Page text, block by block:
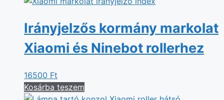
Irányjelzős kormány markolat
Xiaomi és Ninebot rollerhez
16500 Ft
Kosárba teszem